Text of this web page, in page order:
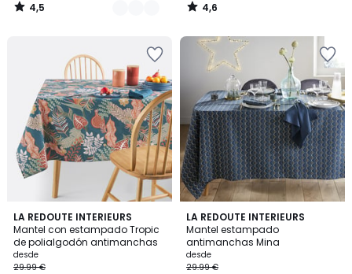
4,5
/
4,6
/
LA REDOUTE INTERIEURS
Mantel con estampado Tropic
de polialgodón antimanchas
desde
29.99 €
4,7
/ 5
LA REDOUTE INTERIEURS
Mantel estampado
antimanchas Mina
desde
29.99 €
4,7
/ 5